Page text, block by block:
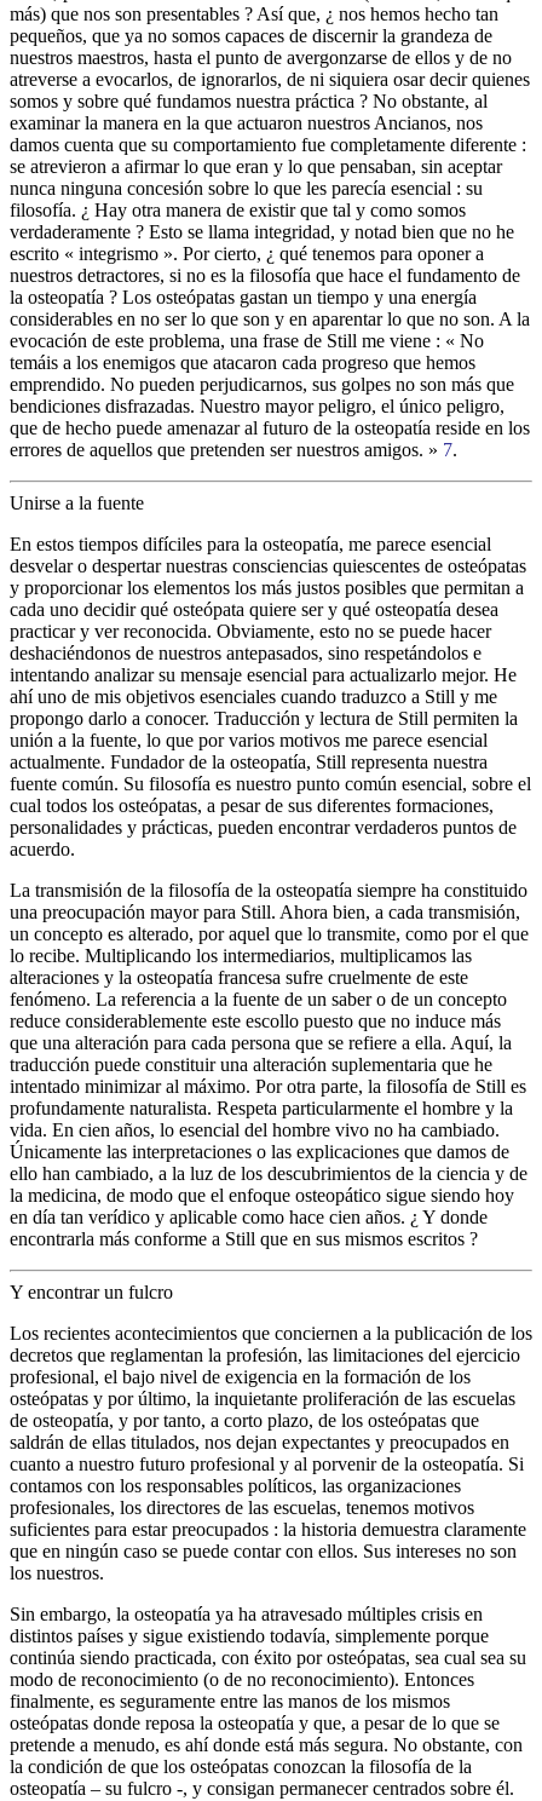
más) que nos son presentables ? Así que, ¿ nos hemos hecho tan
pequeños, que ya no somos capaces de discernir la grandeza de
nuestros maestros, hasta el punto de avergonzarse de ellos y de no
atreverse a evocarlos, de ignorarlos, de ni siquiera osar decir quienes
somos y sobre qué fundamos nuestra práctica ? No obstante, al
examinar la manera en la que actuaron nuestros Ancianos, nos
damos cuenta que su comportamiento fue completamente diferente :
se atrevieron a afirmar lo que eran y lo que pensaban, sin aceptar
nunca ninguna concesión sobre lo que les parecía esencial : su
filosofía. ¿ Hay otra manera de existir que tal y como somos
verdaderamente ? Esto se llama integridad, y notad bien que no he
escrito « integrismo ». Por cierto, ¿ qué tenemos para oponer a
nuestros detractores, si no es la filosofía que hace el fundamento de
la osteopatía ? Los osteópatas gastan un tiempo y una energía
considerables en no ser lo que son y en aparentar lo que no son. A la
evocación de este problema, una frase de Still me viene : « No
temáis a los enemigos que atacaron cada progreso que hemos
emprendido. No pueden perjudicarnos, sus golpes no son más que
bendiciones disfrazadas. Nuestro mayor peligro, el único peligro,
que de hecho puede amenazar al futuro de la osteopatía reside en los
errores de aquellos que pretenden ser nuestros amigos. » 7.
Unirse a la fuente
En estos tiempos difíciles para la osteopatía, me parece esencial
desvelar o despertar nuestras consciencias quiescentes de osteópatas
y proporcionar los elementos los más justos posibles que permitan a
cada uno decidir qué osteópata quiere ser y qué osteopatía desea
practicar y ver reconocida. Obviamente, esto no se puede hacer
deshaciéndonos de nuestros antepasados, sino respetándolos e
intentando analizar su mensaje esencial para actualizarlo mejor. He
ahí uno de mis objetivos esenciales cuando traduzco a Still y me
propongo darlo a conocer. Traducción y lectura de Still permiten la
unión a la fuente, lo que por varios motivos me parece esencial
actualmente. Fundador de la osteopatía, Still representa nuestra
fuente común. Su filosofía es nuestro punto común esencial, sobre el
cual todos los osteópatas, a pesar de sus diferentes formaciones,
personalidades y prácticas, pueden encontrar verdaderos puntos de
acuerdo.
La transmisión de la filosofía de la osteopatía siempre ha constituido
una preocupación mayor para Still. Ahora bien, a cada transmisión,
un concepto es alterado, por aquel que lo transmite, como por el que
lo recibe. Multiplicando los intermediarios, multiplicamos las
alteraciones y la osteopatía francesa sufre cruelmente de este
fenómeno. La referencia a la fuente de un saber o de un concepto
reduce considerablemente este escollo puesto que no induce más
que una alteración para cada persona que se refiere a ella. Aquí, la
traducción puede constituir una alteración suplementaria que he
intentado minimizar al máximo. Por otra parte, la filosofía de Still es
profundamente naturalista. Respeta particularmente el hombre y la
vida. En cien años, lo esencial del hombre vivo no ha cambiado.
Únicamente las interpretaciones o las explicaciones que damos de
ello han cambiado, a la luz de los descubrimientos de la ciencia y de
la medicina, de modo que el enfoque osteopático sigue siendo hoy
en día tan verídico y aplicable como hace cien años. ¿ Y donde
encontrarla más conforme a Still que en sus mismos escritos ?
Y encontrar un fulcro
Los recientes acontecimientos que conciernen a la publicación de los
decretos que reglamentan la profesión, las limitaciones del ejercicio
profesional, el bajo nivel de exigencia en la formación de los
osteópatas y por último, la inquietante proliferación de las escuelas
de osteopatía, y por tanto, a corto plazo, de los osteópatas que
saldrán de ellas titulados, nos dejan expectantes y preocupados en
cuanto a nuestro futuro profesional y al porvenir de la osteopatía. Si
contamos con los responsables políticos, las organizaciones
profesionales, los directores de las escuelas, tenemos motivos
suficientes para estar preocupados : la historia demuestra claramente
que en ningún caso se puede contar con ellos. Sus intereses no son
los nuestros.
Sin embargo, la osteopatía ya ha atravesado múltiples crisis en
distintos países y sigue existiendo todavía, simplemente porque
continúa siendo practicada, con éxito por osteópatas, sea cual sea su
modo de reconocimiento (o de no reconocimiento). Entonces
finalmente, es seguramente entre las manos de los mismos
osteópatas donde reposa la osteopatía y que, a pesar de lo que se
pretende a menudo, es ahí donde está más segura. No obstante, con
la condición de que los osteópatas conozcan la filosofía de la
osteopatía – su fulcro -, y consigan permanecer centrados sobre él.